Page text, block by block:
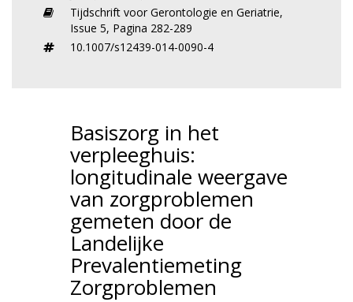
Tijdschrift voor Gerontologie en Geriatrie,
Issue 5, Pagina 282-289
10.1007/s12439-014-0090-4
Basiszorg in het
verpleeghuis:
longitudinale weergave
van zorgproblemen
gemeten door de
Landelijke
Prevalentiemeting
Zorgproblemen